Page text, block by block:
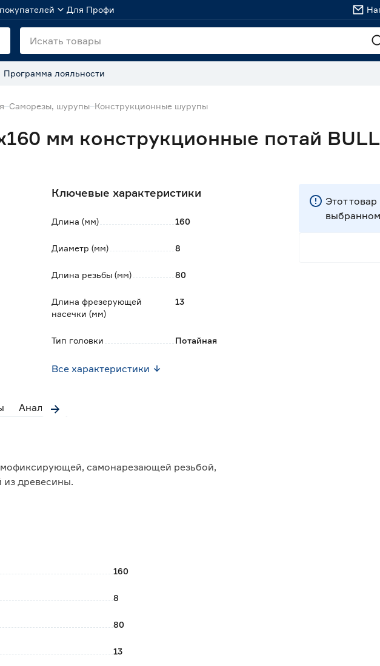
Для Профи
Программа лояльности
Саморезы, шурупы Конструкционные шурупы
мм конструкционные потай
Ключевые характеристики
Длина (мм) 160
Диаметр (мм) 8
Длина резьбы (мм) 80
Длина фрезерующей
насечки (мм)
13
Тип головки Потайная
Все характеристики
Аналоги
самонарезающей резьбой,
древесины.
160
8
80
13
Этот